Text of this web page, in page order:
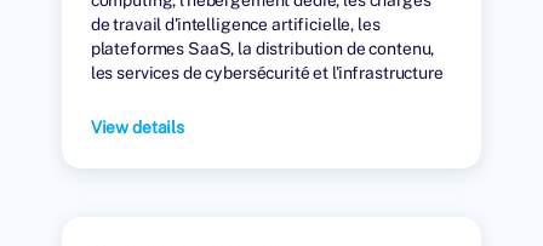
de travail d'intelligence artificielle, les
plateformes SaaS, la distribution de contenu,
les services de cybersécurité et l'infrastructure
View details